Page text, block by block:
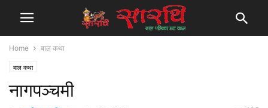
Home बाल कथा
बाल कथा
नागपञ्चमी